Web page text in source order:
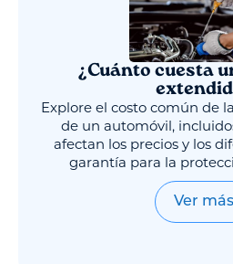
¿Cuánto cuesta
Explore el costo común de
de un automóvil,
afectan los precios y los
garantía para la
Ver más